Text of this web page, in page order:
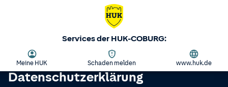
Services der HUK-COBURG:
Meine HUK Schaden melden www.huk.de
Datenschutzerklärung